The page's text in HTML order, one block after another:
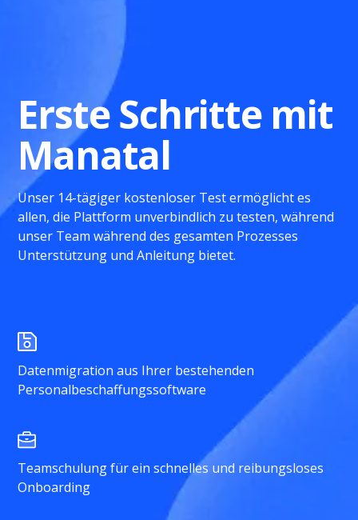
Erste Schritte mit
Manatal
Unser 14-tägiger kostenloser Test ermöglicht es
allen, die Plattform unverbindlich zu testen, während
unser Team während des gesamten Prozesses
Unterstützung und Anleitung bietet.
Datenmigration aus Ihrer bestehenden
Personalbeschaffungssoftware
Teamschulung für ein schnelles und reibungsloses
Onboarding